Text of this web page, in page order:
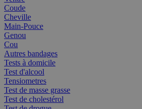
Coude
Cheville
Main-Pouce
Genou
Cou
Autres bandages
Tests à domicile
Test d'alcool
Tensiometres
Test de masse grasse
Test de cholestérol